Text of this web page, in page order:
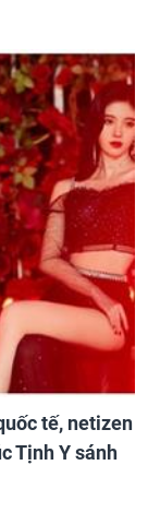
tế, netizen
Tịnh Y sánh